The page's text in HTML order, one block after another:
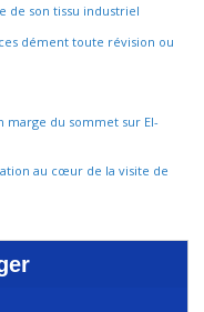
de son tissu industriel
dément toute révision ou
du sommet sur El-
au cœur de la visite de